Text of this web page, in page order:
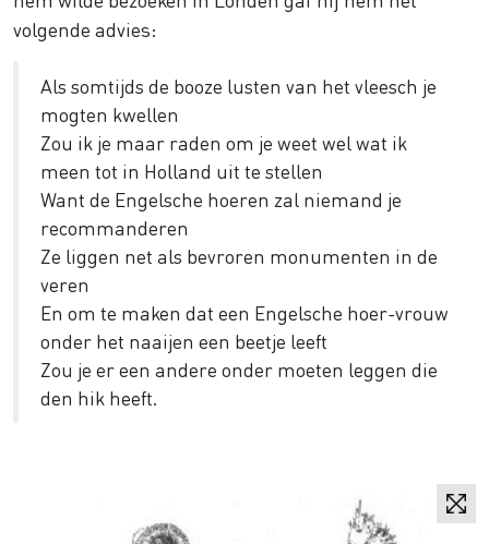
volgende advies:
Als somtijds de booze lusten van het vleesch je
mogten kwellen
Zou ik je maar raden om je weet wel wat ik
meen tot in Holland uit te stellen
Want de Engelsche hoeren zal niemand je
recommanderen
Ze liggen net als bevroren monumenten in de
veren
En om te maken dat een Engelsche hoer-vrouw
onder het naaijen een beetje leeft
Zou je er een andere onder moeten leggen die
den hik heeft.